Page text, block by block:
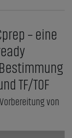
– eine
TF/TOF
von